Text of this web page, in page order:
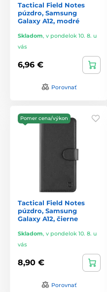
Tactical Field Notes
púzdro, Samsung
Galaxy A12, modré
Skladom, v pondelok 10. 8. u
vás
6,96 €
Porovnať
Pomer cena/výkon
Tactical Field Notes
púzdro, Samsung
Galaxy A12, čierne
Skladom, v pondelok 10. 8. u
vás
8,90 €
Porovnať